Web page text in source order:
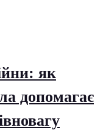
як
допомагає